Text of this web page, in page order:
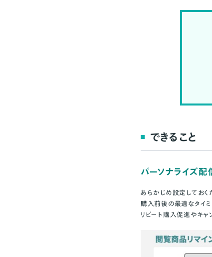
できること
パーソナライズ配
あらかじめ設定しておく
購入前後の最適なタイミ
リピート購入促進やキャ